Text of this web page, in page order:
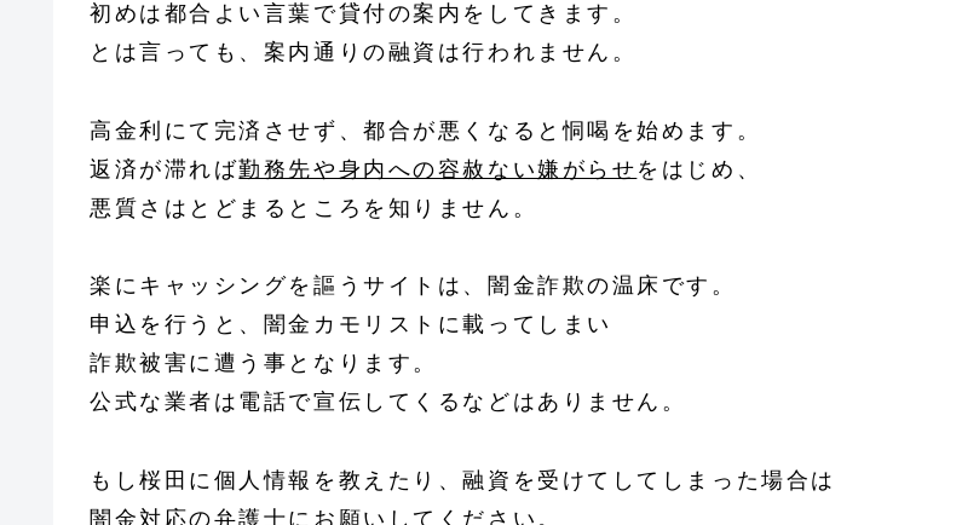
初めは都合よい言葉で貸付の案内をしてきます。
とは言っても、案内通りの融資は行われません。
高金利にて完済させず、都合が悪くなると恫喝を始めます。
返済が滞れば勤務先や身内への容赦ない嫌がらせ をはじめ、
悪質さはとどまるところを知りません。
楽にキャッシングを謳うサイトは、闇金詐欺の温床です。
申込を行うと、闇金カモリストに載ってしまい
詐欺被害に遭う事となります。
公式な業者は電話で宣伝してくるなどはありません。
もし桜田に個人情報を教えたり、融資を受けてしてしまった場合は
闇金対応の弁護士にお願いしてください。